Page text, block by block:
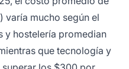
varía mucho según el
y hostelería promedian
que tecnología y